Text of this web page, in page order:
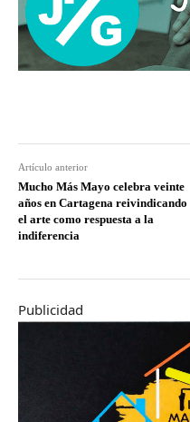
Artículo anterior
Mucho Más Mayo celebra veinte
años en Cartagena reivindicando
el arte como respuesta a la
indiferencia
Publicidad